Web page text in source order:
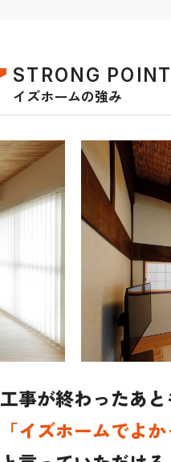
STRONG POINT
イズホームの強み
工事が終わったあと
「イズホームでよか